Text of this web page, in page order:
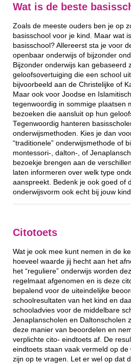
Wat is de beste
Zoals de meeste ouders ben je op
basisschool voor je kind. Maar wat
basisschool? Allereerst sta je voor
openbaar onderwijs of bijzonder
Bijzonder onderwijs kan gebaseerd
geloofsovertuiging die een school
bijvoorbeeld aan de Christelijke of
Maar ook voor Joodse en
tegenwoordig in sommige plaatsen
bezoeken die aansluit op hun
Tegenwoordig hanteren
onderwijsmethoden. Kies je dan
“traditionele” onderwijsmethode of
montessori-, dalton-, of
bezoekje brengen aan de
laten informeren over welk type
aanspreekt. Bedenk je ook goed of
onderwijsvorm ook echt bij jouw kind
Citotoets
Wat je ook mee kunt nemen in de
hoeveel waarde jij hecht aan het
het “reguliere” onderwijs worden
regelmaat afgenomen en is deze
bepalend voor de uiteindelijke
schoolresultaten van het kind en
schooladvies voor de middelbare
Jenaplanscholen en Daltonscholen
deze manier van beoordelen en
verplichte cito- eindtoets af. De
eindtoets staan vaak vermeld op
zijn op te vragen. Let er wel op dat